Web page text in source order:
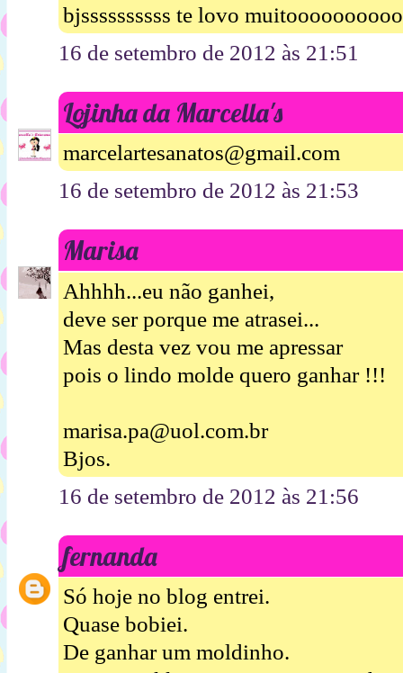
bjssssssssss te lovo
16 de setembro de 2012 às 21:51
Lojinha da Marcella's
marcelartesanatos@gmail.com
16 de setembro de 2012 às 21:53
Marisa
Ahhhh...eu não ganhei,
deve ser porque me atrasei...
Mas desta vez vou me apressar
pois o lindo molde quero ganhar !!!
marisa.pa@uol.com.br
Bjos.
16 de setembro de 2012 às 21:56
fernanda
Só hoje no blog entrei.
Quase bobiei.
De ganhar um moldinho.